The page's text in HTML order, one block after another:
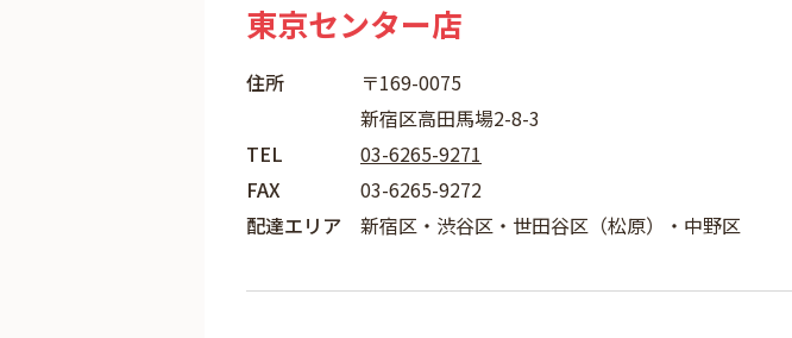
東京センター店
住所
〒169-0075
新宿区高田馬場2-8-3
TEL
03-6265-9271
FAX
03-6265-9272
配達エリア
新宿区・渋谷区・世田谷区（松原）・中野区